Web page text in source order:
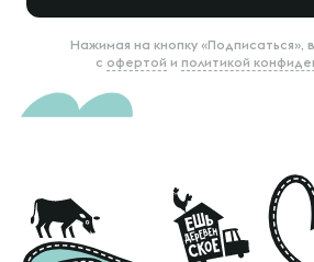
Нажимая на кнопку «Подписаться»,
с офертой и политикой